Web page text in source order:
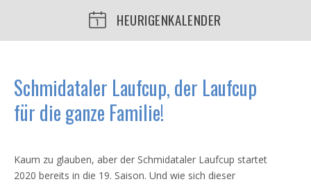
HEURIGENKALENDER
Schmidataler Laufcup, der Laufcup
für die ganze Familie!
Kaum zu glauben, aber der Schmidataler Laufcup startet
2020 bereits in die 19. Saison. Und wie sich dieser